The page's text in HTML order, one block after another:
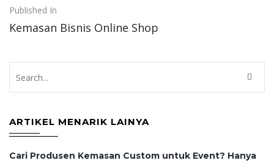
Post
navigation
Published In
Kemasan Bisnis Online Shop
ARTIKEL MENARIK LAINYA
Cari Produsen Kemasan Custom untuk Event? Hanya